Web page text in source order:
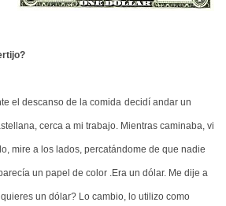
el descanso de la comida decidí andar un
cerca a mi trabajo. Mientras caminaba, vi
mire a los lados, percatándome de que nadie
un papel de color .Era un dólar. Me dije a
un dólar? Lo cambio, lo utilizo como